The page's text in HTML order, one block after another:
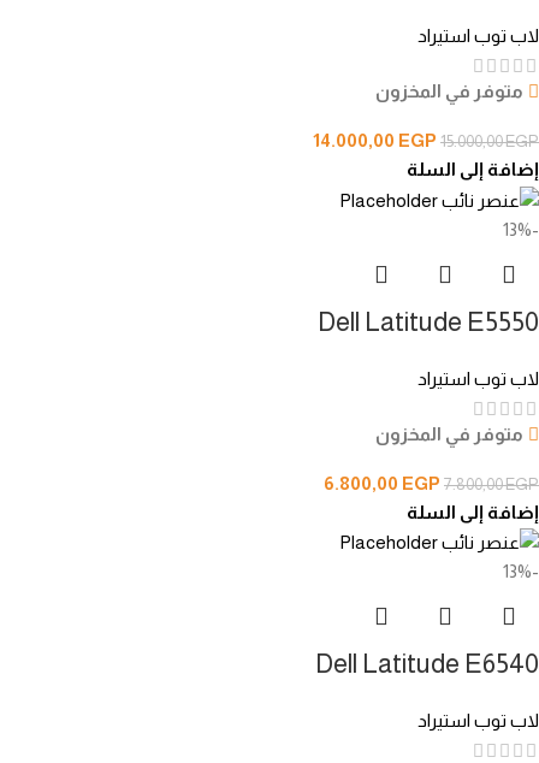
لاب توب استيراد
متوفر في المخزون
15.000,00EGP
14.000,00 EGP
إضافة إلى السلة
-13%
Dell Latitude E5550
لاب توب استيراد
متوفر في المخزون
7.800,00EGP
6.800,00 EGP
إضافة إلى السلة
-13%
Dell Latitude E6540
لاب توب استيراد